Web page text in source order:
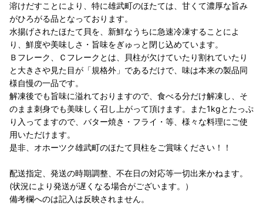
溶けだすことにより、特に雄武町のほたては、甘くて濃厚な旨み
がひろがる品となっております。
水揚げされたほたて貝を、新鮮なうちに急速冷凍することによ
り、鮮度や美味しさ・旨味をぎゅっと閉じ込めています。
Ｂフレーク、Ｃフレークとは、貝柱が欠けていたり割れていたり
と大きさや見た目が「規格外」であるだけで、味は本来の製品同
様自慢の一品です。
解凍後でも旨味に溢れておりますので、食べる分だけ解凍し、そ
のまま刺身でも美味しく召し上がって頂けます。また1kgとたっぷ
り入ってますので、バター焼き・フライ・等、様々な料理にご使
用いただけます。
是非、オホーツク雄武町のほたて貝柱をご賞味ください！！
配送指定、発送の時期調整、不在日の対応等一切出来かねます。
(状況により発送が遅くなる場合がございます。）
備考欄へのは記入は反映されません。